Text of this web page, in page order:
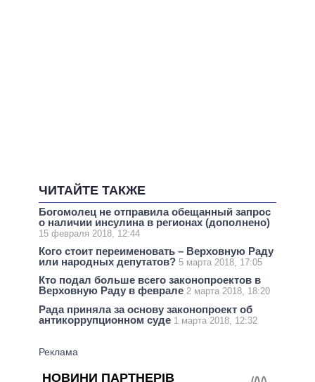
ЧИТАЙТЕ ТАКЖЕ
Богомолец не отправила обещанный запрос
о наличии инсулина в регионах (дополнено)
15 февраля 2018, 12:44
Кого стоит переименовать – Верховную Раду
или народных депутатов? 5 марта 2018, 17:05
Кто подал больше всего законопроектов в
Верховную Раду в феврале 2 марта 2018, 18:20
Рада приняла за основу законопроект об
антикоррупционном суде 1 марта 2018, 12:32